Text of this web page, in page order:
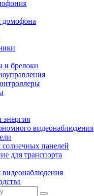
домофона
и брелоки
энергия
видеонаблюдения
солнечных панелей
для транспорта
видеонаблюдения